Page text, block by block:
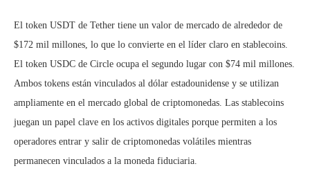
El token USDT de Tether tiene un valor de mercado de alrededor de
$172 mil millones, lo que lo convierte en el líder claro en stablecoins.
El token USDC de Circle ocupa el segundo lugar con $74 mil millones.
Ambos tokens están vinculados al dólar estadounidense y se utilizan
ampliamente en el mercado global de criptomonedas. Las stablecoins
juegan un papel clave en los activos digitales porque permiten a los
operadores entrar y salir de criptomonedas volátiles mientras
permanecen vinculados a la moneda fiduciaria.